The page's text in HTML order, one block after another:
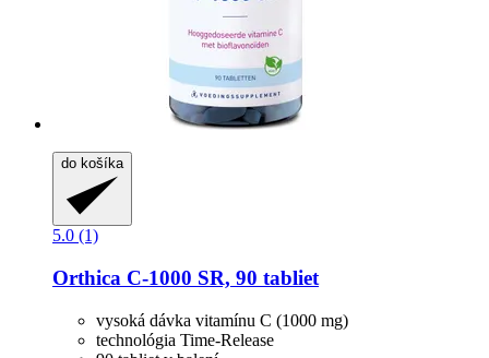
do košíka
5.0 (1)
Orthica C-​1000 SR, 90 tabliet
vysoká dávka vitamínu C (1000 mg)
technológia Time-Release